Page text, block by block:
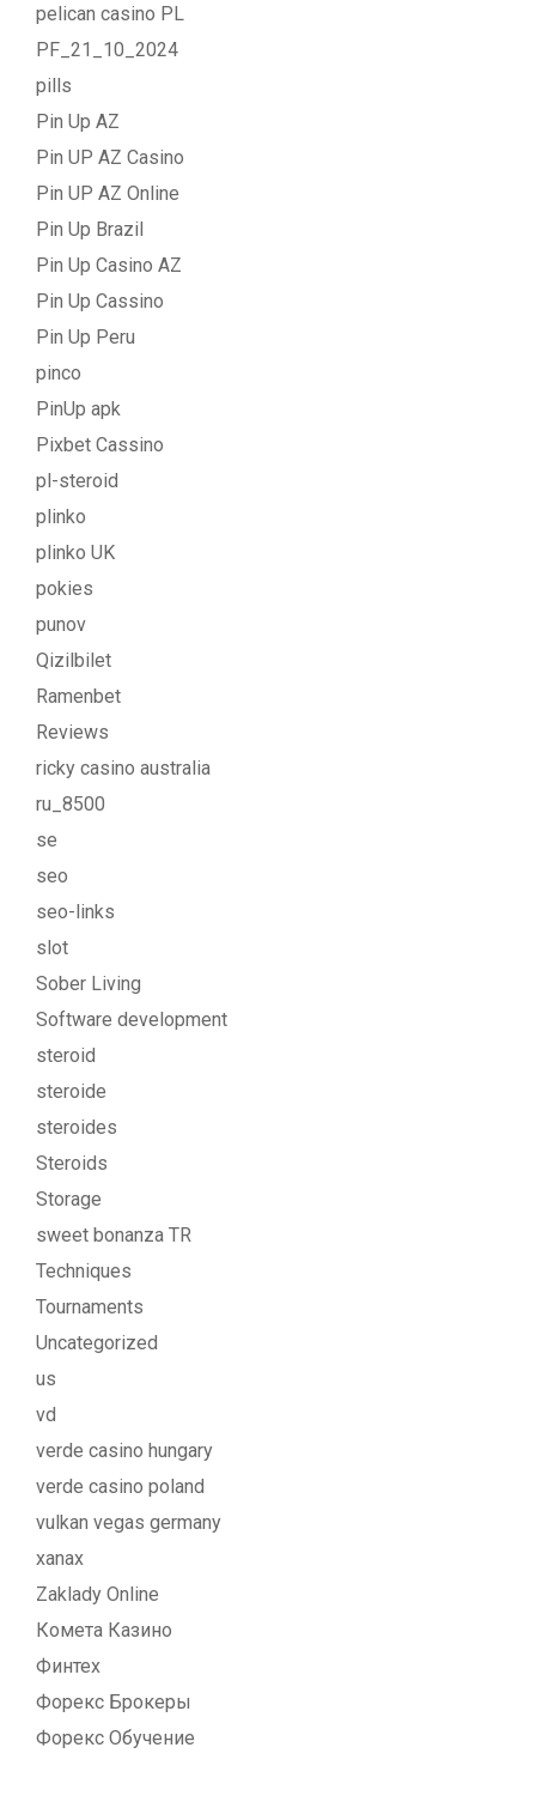
pelican casino PL
PF_21_10_2024
pills
Pin Up AZ
Pin UP AZ Casino
Pin UP AZ Online
Pin Up Brazil
Pin Up Casino AZ
Pin Up Cassino
Pin Up Peru
pinco
PinUp apk
Pixbet Cassino
pl-steroid
plinko
plinko UK
pokies
punov
Qizilbilet
Ramenbet
Reviews
ricky casino australia
ru_8500
se
seo
seo-links
slot
Sober Living
Software development
steroid
steroide
steroides
Steroids
Storage
sweet bonanza TR
Techniques
Tournaments
Uncategorized
us
vd
verde casino hungary
verde casino poland
vulkan vegas germany
xanax
Zaklady Online
Комета Казино
Финтех
Форекс Брокеры
Форекс Обучение